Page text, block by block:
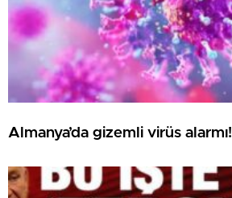
Almanya’da gizemli virüs alarmı!